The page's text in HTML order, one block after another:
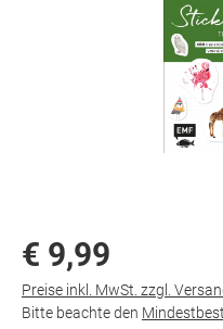
€ 9,99
Preise inkl. MwSt. zzgl.
Bitte beachte den